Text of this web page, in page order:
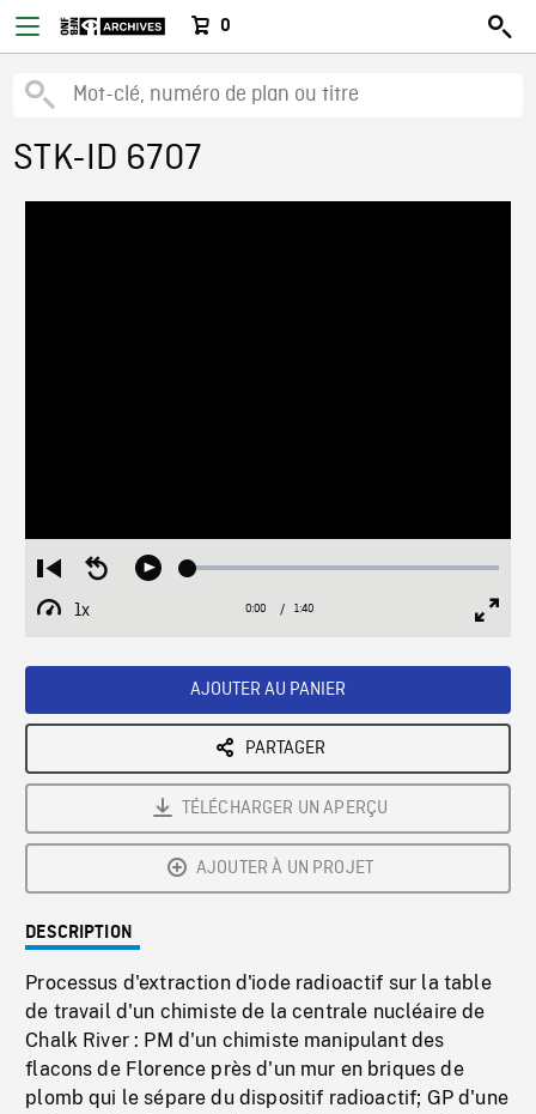
0
STK-ID 6707
Restart
from
beginning
Seek
Play Loaded:
1x
Playback
Current
0:00 / Duration
1:40
AJOUTER AU PANIER
PARTAGER
TÉLÉCHARGER UN APERÇU
AJOUTER À UN PROJET
DESCRIPTION
Processus d'extraction d'iode radioactif sur la table
de travail d'un chimiste de la centrale nucléaire de
Chalk River : PM d'un chimiste manipulant des
flacons de Florence près d'un mur en briques de
plomb qui le sépare du dispositif radioactif; GP d'une